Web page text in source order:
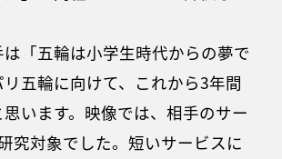
「五輪は小学生時代からの夢で
リ五輪に向けて、これから3年間
います。映像では、相手のサー
究対象でした。短いサービスに